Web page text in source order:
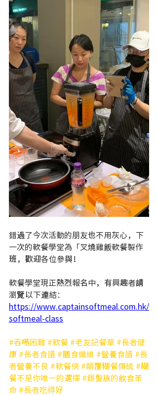
錯過了今次活動的朋友也不用灰心，下
一次的軟餐學堂為「叉燒雞飯軟餐製作
班，歡迎各位參與！
軟餐學堂現正熱烈報名中，有興趣者請
瀏覽以下連結：
https://www.captainsoftmeal.com.hk/
softmeal-class
#吞嚥困難 #軟餐 #老友記餐單 #長者健
康 #長者食譜 #膳食纖維 #營養食譜 #長
者營養不良 #軟餐俠 #顛覆糊餐傳統 #糊
餐不是你唯一的選擇 #銀髮族的飲食革
命 #長者吃得好